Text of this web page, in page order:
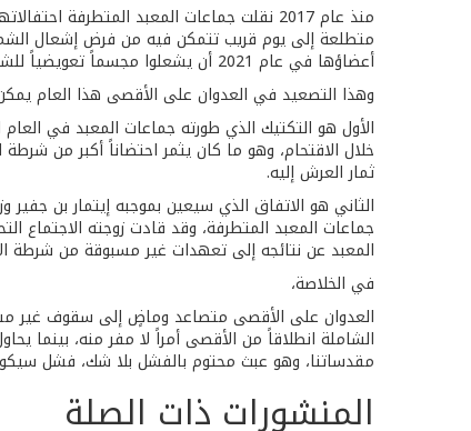
منذ عام 2017 نقلت جماعات المعبد
متطلعة إلى يوم قريب تتمكن فيه من فرض إشعال
أعضاؤها في عام 2021 أن يشعلوا مجسماً تعويضياً للشمعدان في داخل الأقصى، وهو ما يتوقع أن يتكرر ويتصاعد هذا العام.
وهذا التصعيد في العدوان على الأقصى هذا العام
الأول هو التكتيك الذي طورته جماعات المعبد في
خلال الاقتحام، وهو ما كان يثمر احتضاناً أكبر من
ثمار العرش إليه.
الثاني هو الاتفاق الذي سيعين بموجبه إيتمار بن
المعبد عن نتائجه إلى تعهدات غير مسبوقة من شرطة
في الخلاصة،
العدوان على الأقصى متصاعد وماضٍ إلى سقوف غير
الشاملة انطلاقاً من الأقصى أمراً لا مفر منه، بينما
مقدساتنا، وهو عبث محتوم بالفشل بلا شك، فشل
المنشورات ذات الصلة